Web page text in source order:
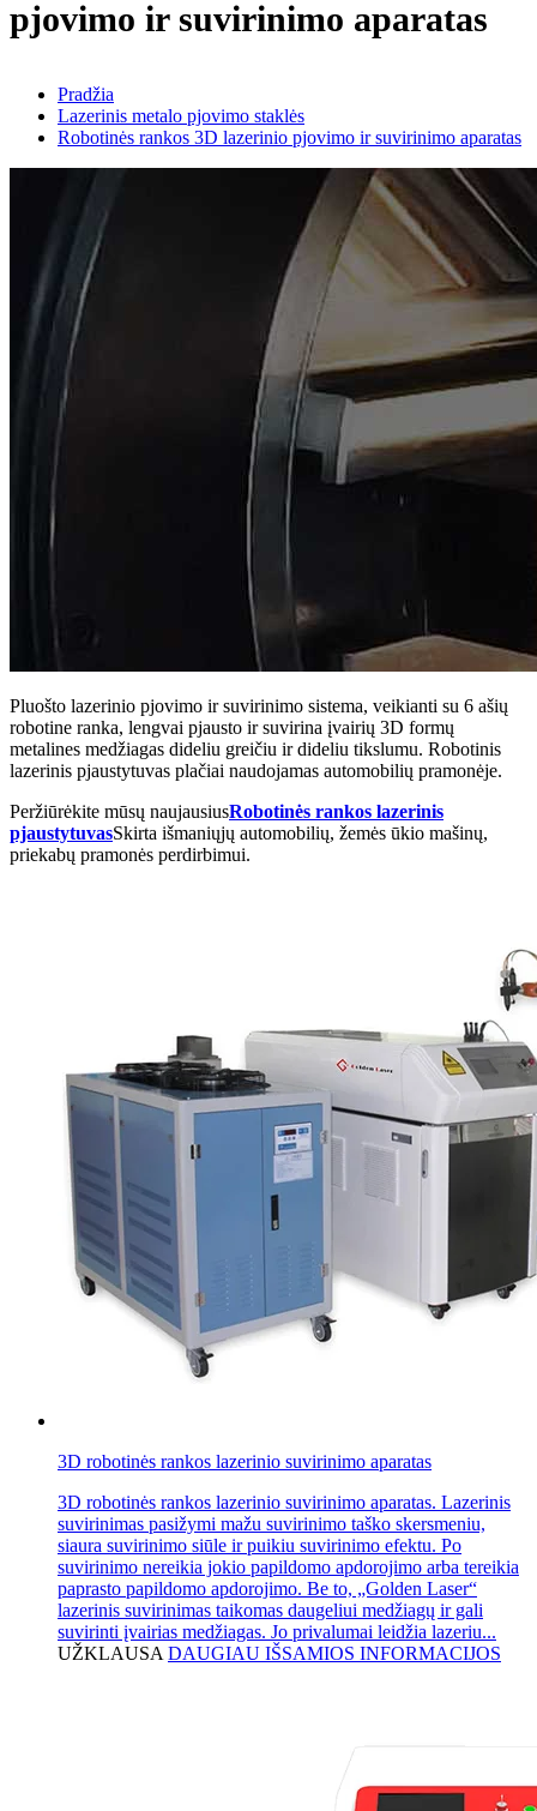
pjovimo ir suvirinimo aparatas
Pradžia
Lazerinis metalo pjovimo staklės
Robotinės rankos 3D lazerinio pjovimo ir suvirinimo aparatas
Pluošto lazerinio pjovimo ir suvirinimo sistema, veikianti su 6 ašių
robotine ranka, lengvai pjausto ir suvirina įvairių 3D formų
metalines medžiagas dideliu greičiu ir dideliu tikslumu. Robotinis
lazerinis pjaustytuvas plačiai naudojamas automobilių pramonėje.
Peržiūrėkite mūsų naujausiusRobotinės rankos lazerinis
pjaustytuvasSkirta išmaniųjų automobilių, žemės ūkio mašinų,
priekabų pramonės perdirbimui.
3D robotinės rankos lazerinio suvirinimo aparatas
3D robotinės rankos lazerinio suvirinimo aparatas. Lazerinis
suvirinimas pasižymi mažu suvirinimo taško skersmeniu,
siaura suvirinimo siūle ir puikiu suvirinimo efektu. Po
suvirinimo nereikia jokio papildomo apdorojimo arba tereikia
paprasto papildomo apdorojimo. Be to, „Golden Laser“
lazerinis suvirinimas taikomas daugeliui medžiagų ir gali
suvirinti įvairias medžiagas. Jo privalumai leidžia lazeriu...
UŽKLAUSA DAUGIAU IŠSAMIOS INFORMACIJOS